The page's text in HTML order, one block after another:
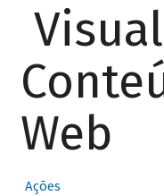
Web
Ações